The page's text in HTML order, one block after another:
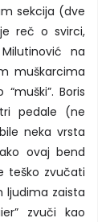
sekcija (dve
reč o svirci,
na
muškarcima
Boris
pedale (ne
neka vrsta
ovaj bend
teško zvučati
ljudima zaista
zvuči kao